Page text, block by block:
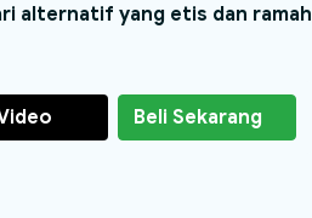
alternatif yang etis dan ramah
Beli Sekarang